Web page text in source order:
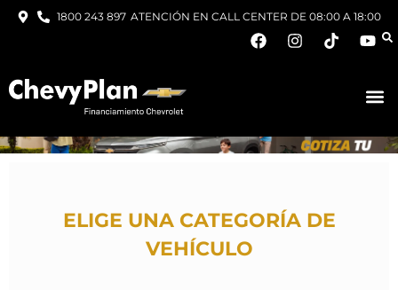
1800 243 897 ATENCIÓN EN CALL CENTER DE 08:00 A 18:00
ELIGE UNA CATEGORÍA DE
VEHÍCULO